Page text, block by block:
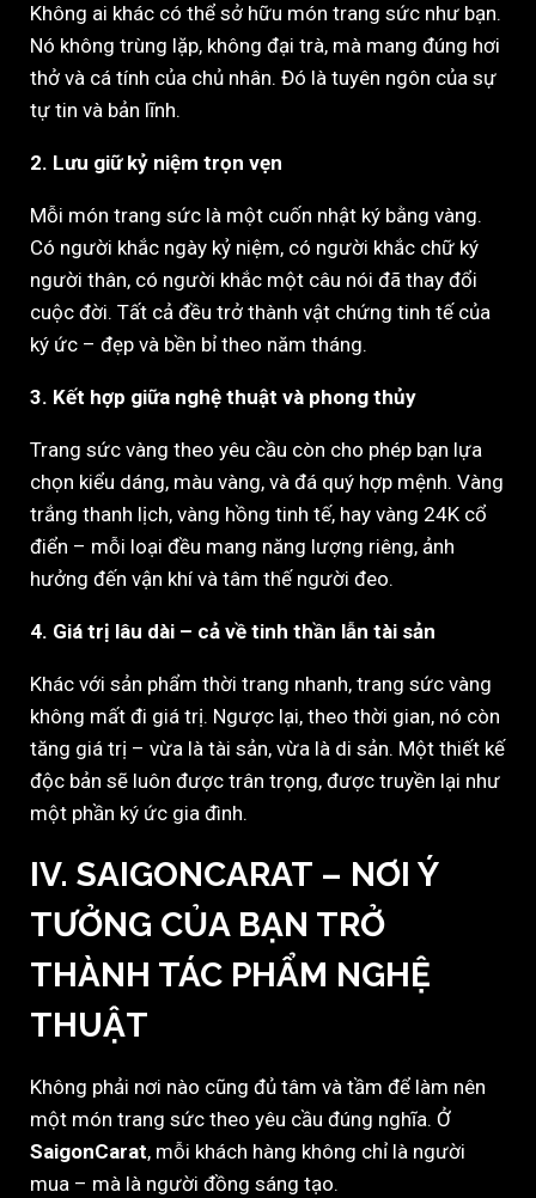
Không ai khác có thể sở hữu món trang sức như bạn.
Nó không trùng lặp, không đại trà, mà mang đúng hơi
thở và cá tính của chủ nhân. Đó là tuyên ngôn của sự
tự tin và bản lĩnh.
2. Lưu giữ kỷ niệm trọn vẹn
Mỗi món trang sức là một cuốn nhật ký bằng vàng.
Có người khắc ngày kỷ niệm, có người khắc chữ ký
người thân, có người khắc một câu nói đã thay đổi
cuộc đời. Tất cả đều trở thành vật chứng tinh tế của
ký ức – đẹp và bền bỉ theo năm tháng.
3. Kết hợp giữa nghệ thuật và phong thủy
Trang sức vàng theo yêu cầu còn cho phép bạn lựa
chọn kiểu dáng, màu vàng, và đá quý hợp mệnh. Vàng
trắng thanh lịch, vàng hồng tinh tế, hay vàng 24K cổ
điển – mỗi loại đều mang năng lượng riêng, ảnh
hưởng đến vận khí và tâm thế người đeo.
4. Giá trị lâu dài – cả về tinh thần lẫn tài sản
Khác với sản phẩm thời trang nhanh, trang sức vàng
không mất đi giá trị. Ngược lại, theo thời gian, nó còn
tăng giá trị – vừa là tài sản, vừa là di sản. Một thiết kế
độc bản sẽ luôn được trân trọng, được truyền lại như
một phần ký ức gia đình.
IV. SAIGONCARAT – NƠI Ý
TƯỞNG CỦA BẠN TRỞ
THÀNH TÁC PHẨM NGHỆ
THUẬT
Không phải nơi nào cũng đủ tâm và tầm để làm nên
một món trang sức theo yêu cầu đúng nghĩa. Ở
SaigonCarat, mỗi khách hàng không chỉ là người
mua – mà là người đồng sáng tạo.